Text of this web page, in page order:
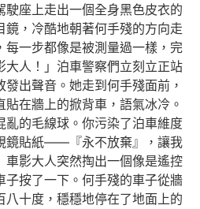
座上走出一個全身黑色皮衣的
鏡，冷酷地朝著何手殘的方向走
每一步都像是被測量過一樣，完
大人！」泊車警察們立刻立正站
出聲音。她走到何手殘面前，
在牆上的掀背車，語氣冰冷。
亂的毛線球。你污染了泊車維度
鏡貼紙——『永不放棄』，讓我
車影大人突然掏出一個像是遙控
子按了一下。何手殘的車子從牆
八十度，穩穩地停在了地面上的